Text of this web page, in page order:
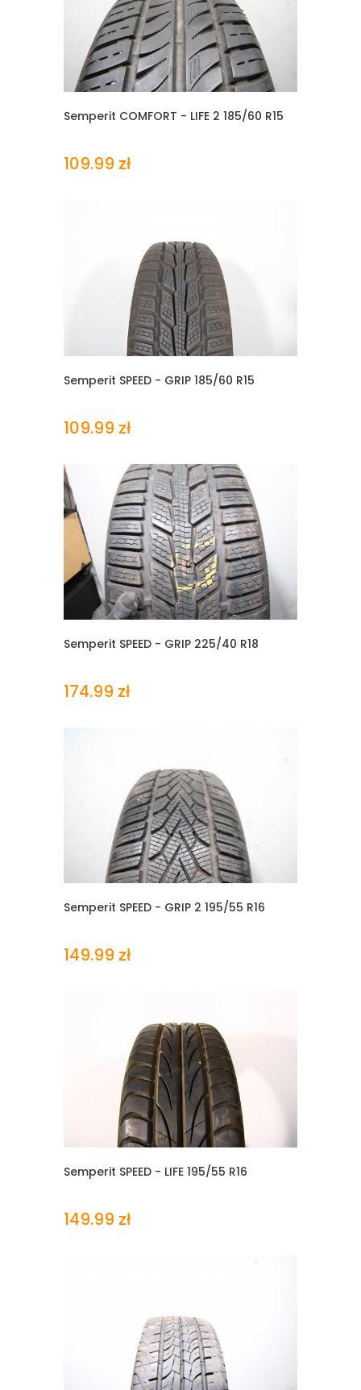
Semperit COMFORT - LIFE 2 185/60 R15
109.99 zł
Semperit SPEED - GRIP 185/60 R15
109.99 zł
Semperit SPEED - GRIP 225/40 R18
174.99 zł
Semperit SPEED - GRIP 2 195/55 R16
149.99 zł
Semperit SPEED - LIFE 195/55 R16
149.99 zł